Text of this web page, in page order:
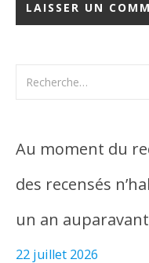
Au moment du
des recensés
un an
22 juillet 2026